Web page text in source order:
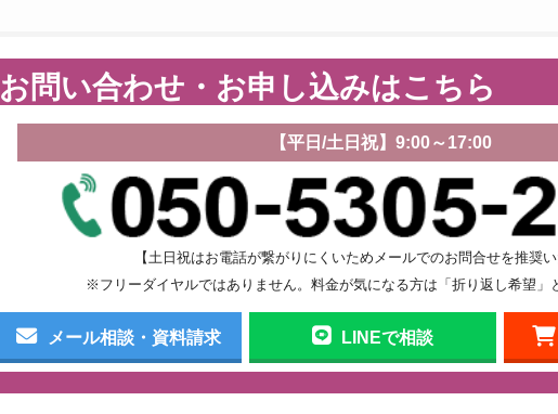
お問い合わせ・お申し込みはこちら
【平日/土日祝】9:00～17:00
【土日祝はお電話が繋がりにくいためメールでのお問合せを推奨い
※フリーダイヤルではありません。料金が気になる方は「折り返し希望」
メール相談・資料請求 LINEで相談